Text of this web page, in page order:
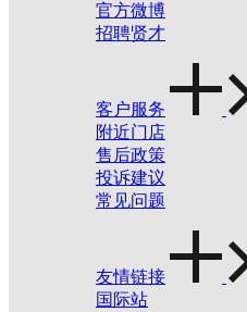
官方微博
招聘贤才
客户服务
附近门店
售后政策
投诉建议
常见问题
友情链接
国际站